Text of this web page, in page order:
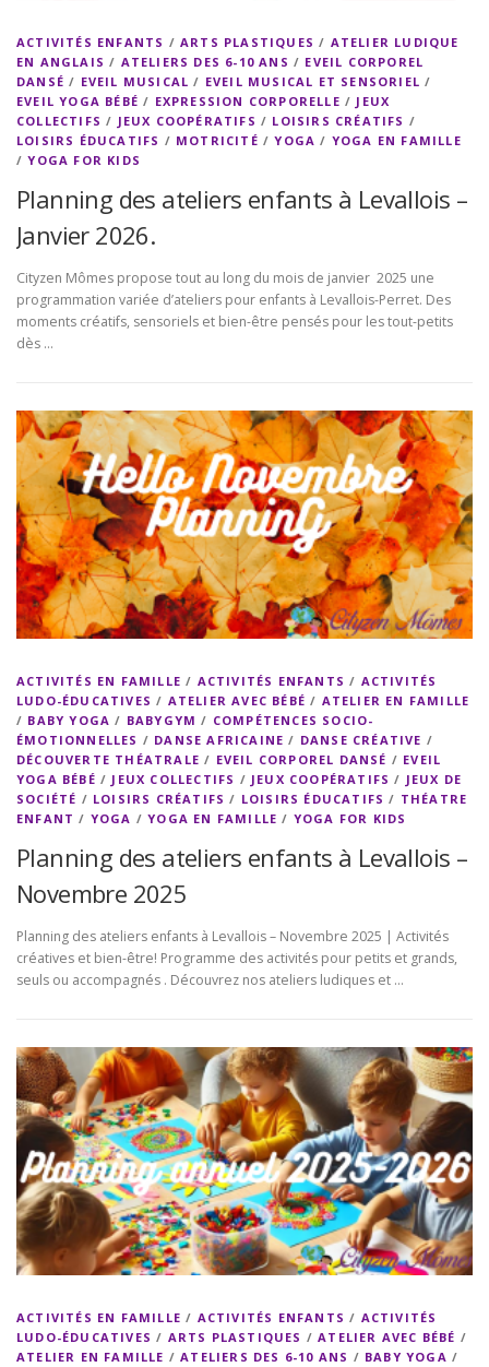
ACTIVITÉS ENFANTS /ARTS PLASTIQUES / ATELIER LUDIQUE
EN ANGLAIS / ATELIERS DES 6-10 ANS / EVEIL CORPOREL
DANSÉ / EVEIL MUSICAL / EVEIL MUSICAL ET SENSORIEL /
EVEIL YOGA BÉBÉ / EXPRESSION CORPORELLE / JEUX
COLLECTIFS / JEUX COOPÉRATIFS / LOISIRS CRÉATIFS /
LOISIRS ÉDUCATIFS / MOTRICITÉ /YOGA / YOGA EN FAMILLE
/YOGA FOR KIDS
Planning des ateliers enfants à Levallois –
Janvier 2026.
Cityzen Mômes propose tout au long du mois de janvier 2025 une
programmation variée d’ateliers pour enfants à Levallois-Perret. Des
moments créatifs, sensoriels et bien-être pensés pour les tout-petits
dès …
ACTIVITÉS EN FAMILLE / ACTIVITÉS ENFANTS / ACTIVITÉS
LUDO-ÉDUCATIVES / ATELIER AVEC BÉBÉ / ATELIER EN FAMILLE
/ BABY YOGA / BABYGYM / COMPÉTENCES SOCIO-
ÉMOTIONNELLES / DANSE AFRICAINE / DANSE CRÉATIVE /
DÉCOUVERTE THÉATRALE / EVEIL CORPOREL DANSÉ / EVEIL
YOGA BÉBÉ / JEUX COLLECTIFS / JEUX COOPÉRATIFS / JEUX DE
SOCIÉTÉ / LOISIRS CRÉATIFS / LOISIRS ÉDUCATIFS / THÉATRE
ENFANT / YOGA /YOGA EN FAMILLE / YOGA FOR KIDS
Planning des ateliers enfants à Levallois –
Novembre 2025
Planning des ateliers enfants à Levallois – Novembre 2025 | Activités
créatives et bien-être! Programme des activités pour petits et grands,
seuls ou accompagnés . Découvrez nos ateliers ludiques et …
ACTIVITÉS EN FAMILLE / ACTIVITÉS ENFANTS / ACTIVITÉS
LUDO-ÉDUCATIVES / ARTS PLASTIQUES /ATELIER AVEC BÉBÉ /
ATELIER EN FAMILLE /ATELIERS DES 6-10 ANS / BABY YOGA /